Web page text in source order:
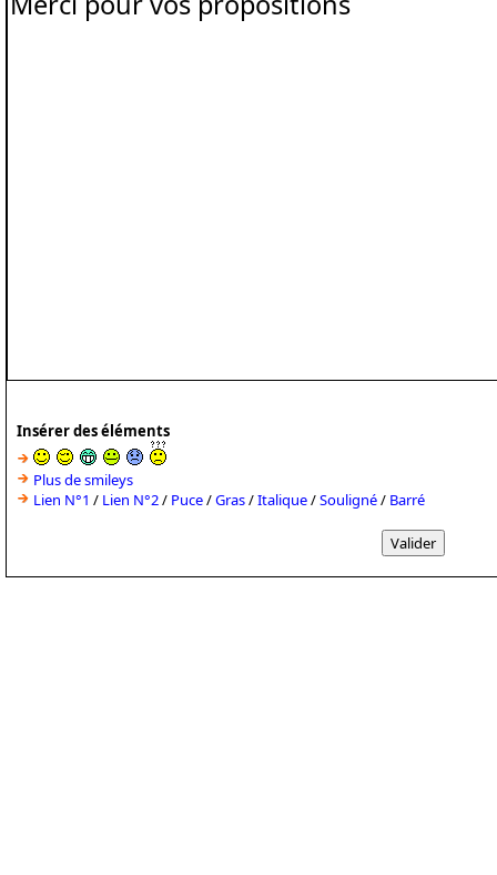
Insérer des éléments
Plus de smileys
Lien N°1 / Lien N°2/ Puce/Gras/Italique/Souligné/ Barré